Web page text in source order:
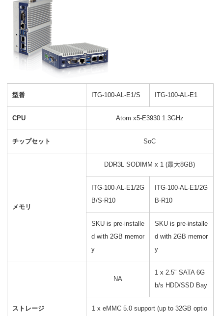
型番 ITG-100-AL-E1/S ITG-100-AL-E1
CPU Atom x5-E3930 1.3GHz
チップセット SoC
メモリ
DDR3L SODIMM x 1 (最大8GB)
ITG-100-AL-E1/2G
B/S-R10
ITG-100-AL-E1/2G
B-R10
SKU is pre-installe
d with 2GB memor
y
SKU is pre-installe
d with 2GB memor
y
ストレージ
NA
1 x 2.5" SATA 6G
b/s HDD/SSD Bay
1 x eMMC 5.0 support (up to 32GB optio